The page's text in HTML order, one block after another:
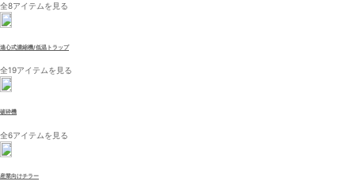
全8アイテムを見る
遠心式濃縮機/低温トラップ
全19アイテムを見る
破砕機
全6アイテムを見る
産業向けチラー